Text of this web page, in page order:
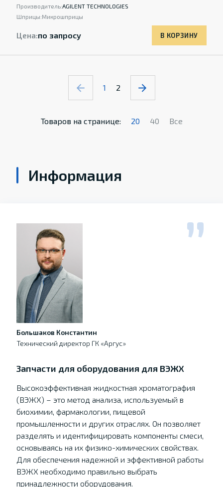
Производитель:AGILENT TECHNOLOGIES
Шприцы:Микрошприцы
Цена:по запросу В КОРЗИНУ
1 2
Товаров на странице: 20 40 Все
Информация
Большаков Константин
Технический директор ГК «Аргус»
Запчасти для оборудования для ВЭЖХ
Высокоэффективная жидкостная хроматография
(ВЭЖХ) – это метод анализа, используемый в
биохимии, фармакологии, пищевой
промышленности и других отраслях. Он позволяет
разделять и идентифицировать компоненты смеси,
основываясь на их физико-химических свойствах.
Для обеспечения надежной и эффективной работы
ВЭЖХ необходимо правильно выбрать
принадлежности оборудования.